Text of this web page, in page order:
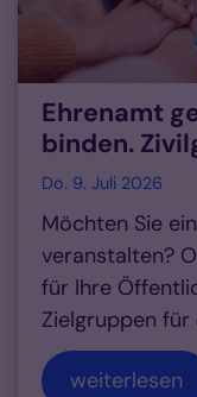
Ehrenamt
binden.
Do. 9. Juli 2026
Möchten Sie
veranstalten?
für Ihre
Zielgruppen für
weiterlesen